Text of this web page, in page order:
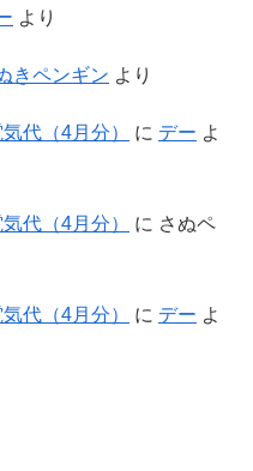
より
きペンギン より
代（4月分） に デー よ
代（4月分） に さぬペ
代（4月分） に デー よ